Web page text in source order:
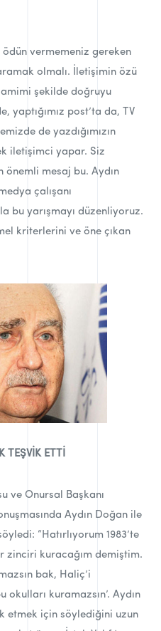
vermemeniz gereken
olmalı. İletişimin özü
şekilde doğruyu
yaptığımız post’ta da, TV
de yazdığımızın
iletişimci yapar. Siz
mesaj bu. Aydın
çalışanı
bu yarışmayı düzenliyoruz.
kriterlerini ve öne çıkan
TEŞVİK ETTİ
ve Onursal Başkanı
Aydın Doğan ile
“Hatırlıyorum 1983’te
zinciri kuracağım demiştim.
bak, Haliç’i
kuramazsın’. Aydın
etmek için söylediğini uzun